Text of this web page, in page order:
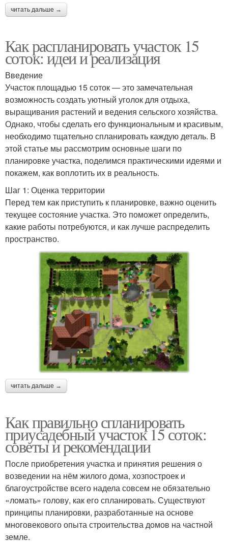
читать дальше →
Как распланировать участок 15
соток: идеи и реализация
Введение
Участок площадью 15 соток — это замечательная
возможность создать уютный уголок для отдыха,
выращивания растений и ведения сельского хозяйства.
Однако, чтобы сделать его функциональным и красивым,
необходимо тщательно спланировать каждую деталь. В
этой статье мы рассмотрим основные шаги по
планировке участка, поделимся практическими идеями и
покажем, как воплотить их в реальность.
Шаг 1: Оценка территории
Перед тем как приступить к планировке, важно оценить
текущее состояние участка. Это поможет определить,
какие работы потребуются, и как лучше распределить
пространство.
читать дальше →
Как правильно спланировать
приусадебный участок 15 соток:
советы и рекомендации
После приобретения участка и принятия решения о
возведении на нём жилого дома, хозпостроек и
благоустройстве всего надела совсем не обязательно
«ломать» голову, как его спланировать. Существуют
принципы планировки, разработанные на основе
многовекового опыта строительства домов на частной
земле.